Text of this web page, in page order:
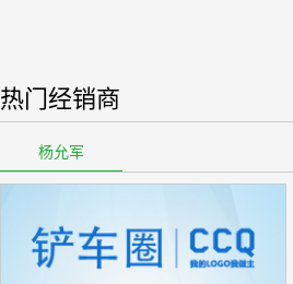
热门经销商
杨允军